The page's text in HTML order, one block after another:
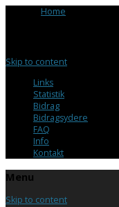
Home
Skip to content
Links
Statistik
Bidrag
Bidragsydere
FAQ
Info
Kontakt
Menu
Skip to content